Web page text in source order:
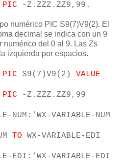
PIC -Z.ZZZ.ZZ9,99.
numérico PIC S9(7)V9(2). El
decimal se indica con un 9
numérico del 0 al 9. Las Zs
izquierda por espacios.
PIC S9(7)V9(2) VALUE
PIC -Z.ZZZ.ZZ9,99
NUM:'WX-VARIABLE-NUM
TO WX-VARIABLE-EDI
EDI:'WX-VARIABLE-EDI